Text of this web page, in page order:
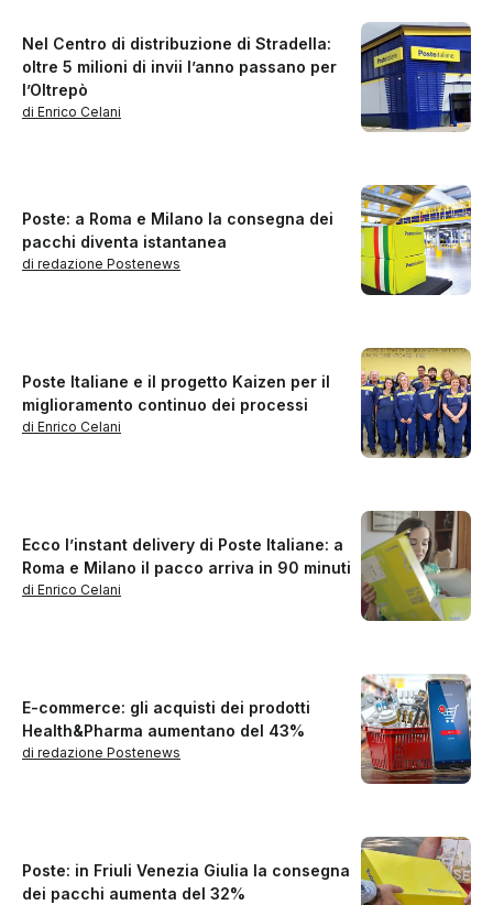
Nel Centro di distribuzione di Stradella:
oltre 5 milioni di invii l’anno passano per
l’Oltrepò
di Enrico Celani
Poste: a Roma e Milano la consegna dei
pacchi diventa istantanea
di redazione Postenews
Poste Italiane e il progetto Kaizen per il
miglioramento continuo dei processi
di Enrico Celani
Ecco l’instant delivery di Poste Italiane: a
Roma e Milano il pacco arriva in 90 minuti
di Enrico Celani
E-commerce: gli acquisti dei prodotti
Health&Pharma aumentano del 43%
di redazione Postenews
Poste: in Friuli Venezia Giulia la consegna
dei pacchi aumenta del 32%